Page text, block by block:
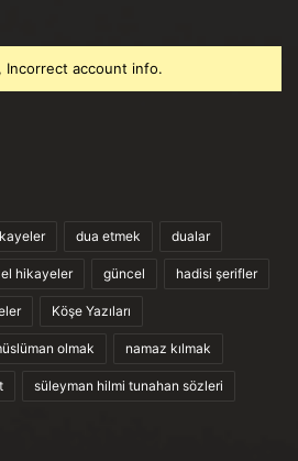
Incorrect account info.
dua etmek dualar
hikayeler güncel hadisi şerifler
Köşe Yazıları
olmak namaz kılmak
süleyman hilmi tunahan sözleri